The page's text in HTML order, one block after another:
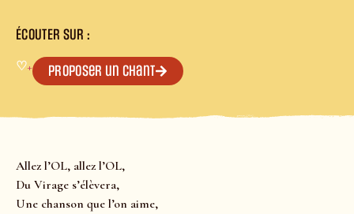
ÉCOUTER SUR :
♡+ Proposer un chant
Allez l’OL, allez l’OL,
Du Virage s’élèvera,
Une chanson que l’on aime,